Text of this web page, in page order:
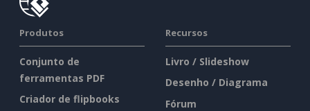
Produtos
Conjunto de
ferramentas PDF
Criador de flipbooks
Recursos
Livro / Slideshow
Desenho / Diagrama
Fórum